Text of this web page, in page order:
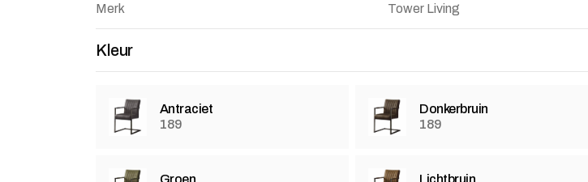
Merk Tower Living
Kleur
Antraciet
189
Donkerbruin
189
Groen
Lichtbruin